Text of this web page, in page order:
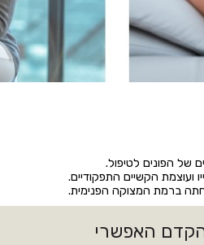
של הפונים לטיפול.
ועוצמת הקשיים התפקודיים.
ברמת המצוקה הפנימית.
האפשרי